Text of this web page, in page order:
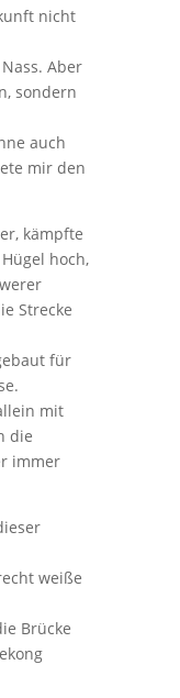
nicht
Aber
sondern
auch
mir den
kämpfte
hoch,
Strecke
für
mit
die
immer
weiße
Brücke